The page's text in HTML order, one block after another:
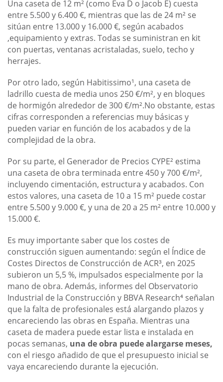
Una caseta de 12 m² (como Eva D o Jacob E) cuesta
entre 5.500 y 6.400 €, mientras que las de 24 m² se
sitúan entre 13.000 y 16.000 €, según acabados
,equipamiento y extras. Todas se suministran en kit
con puertas, ventanas acristaladas, suelo, techo y
herrajes.
Por otro lado, según Habitissimo¹, una caseta de
ladrillo cuesta de media unos 250 €/m², y en bloques
de hormigón alrededor de 300 €/m².No obstante, estas
cifras corresponden a referencias muy básicas y
pueden variar en función de los acabados y de la
complejidad de la obra.
Por su parte, el Generador de Precios CYPE² estima
una caseta de obra terminada entre 450 y 700 €/m²,
incluyendo cimentación, estructura y acabados. Con
estos valores, una caseta de 10 a 15 m² puede costar
entre 5.500 y 9.000 €, y una de 20 a 25 m² entre 10.000 y
15.000 €.
Es muy importante saber que los costes de
construcción siguen aumentando: según el Índice de
Costes Directos de Construcción de ACR³, en 2025
subieron un 5,5 %, impulsados especialmente por la
mano de obra. Además, informes del Observatorio
Industrial de la Construcción y BBVA Research⁴ señalan
que la falta de profesionales está alargando plazos y
encareciendo las obras en España. Mientras una
caseta de madera puede estar lista e instalada en
pocas semanas, una de obra puede alargarse meses,
con el riesgo añadido de que el presupuesto inicial se
vaya encareciendo durante la ejecución.